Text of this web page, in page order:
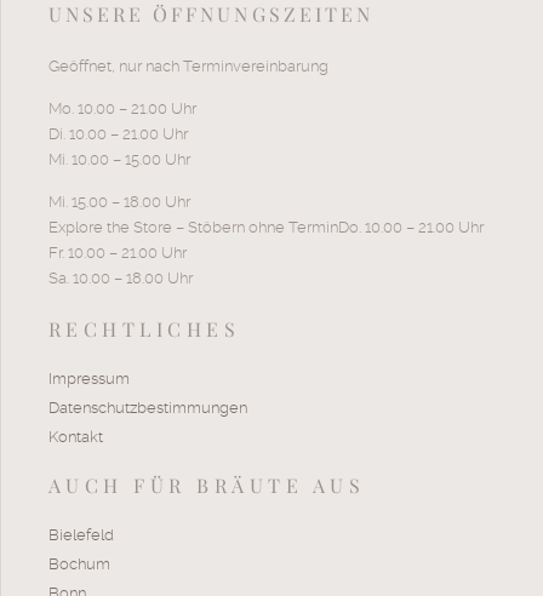
UNSERE ÖFFNUNGSZEITEN
Geöffnet, nur nach Terminvereinbarung
Mo. 10.00 – 21.00 Uhr
Di. 10.00 – 21.00 Uhr
Mi. 10.00 – 15.00 Uhr
Mi. 15.00 – 18.00 Uhr
Explore the Store – Stöbern ohne TerminDo. 10.00 – 21.00 Uhr
Fr. 10.00 – 21.00 Uhr
Sa. 10.00 – 18.00 Uhr
RECHTLICHES
Impressum
Datenschutzbestimmungen
Kontakt
AUCH FÜR BRÄUTE AUS
Bielefeld
Bochum